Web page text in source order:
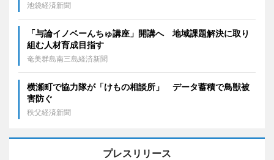
池袋経済新聞
「与論イノベーんちゅ講座」開講へ 地域課題解決に取り
組む人材育成目指す
奄美群島南三島経済新聞
横瀬町で協力隊が「けもの相談所」 データ蓄積で鳥獣被
害防ぐ
秩父経済新聞
プレスリリース